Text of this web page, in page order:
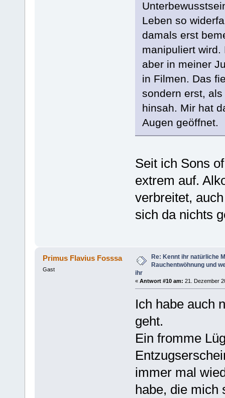
Leben so
damals erst
manipuliert
aber in meiner
in Filmen. Das
sondern erst,
hinsah. Mir hat
Augen geöffnet.
Seit ich Sons
extrem auf.
verbreitet,
sich da nichts
Primus Flavius Fosssa
Gast
Re: Kennt ihr natürliche
Rauchentwöhnung und
ihr
« Antwort #10 am: 21. Dezember
Ich habe auch
geht.
Ein fromme
immer mal
habe, die mich